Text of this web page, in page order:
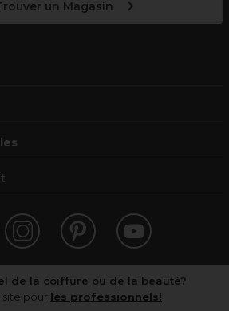
un Magasin
de la coiffure ou de la beauté?
pour les professionnels!